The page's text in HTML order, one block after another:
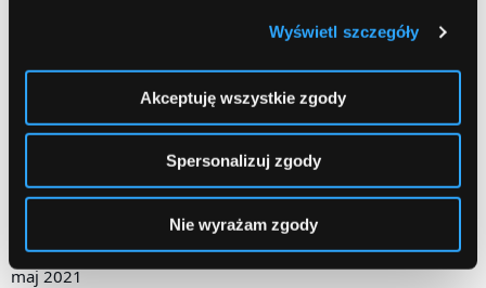
Wyświetl szczegóły
Akceptuję wszystkie zgody
Spersonalizuj zgody
Nie wyrażam zgody
lipiec 2021
maj 2021